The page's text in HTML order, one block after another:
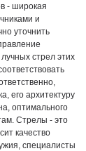
- широкая
и
уточнить
стрел этих
его архитектуру
оптимального
Стрелы - это
качество
специалисты